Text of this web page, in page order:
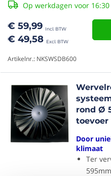
€ 59,99
€ 49,58
Op werkdagen voor
Artikelnr.: NKSWSDB600
rond Ø
toevoer
Door
klimaat
Ter
595mm